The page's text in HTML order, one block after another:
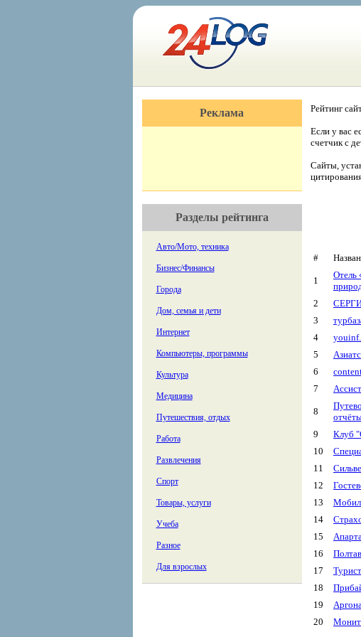
Реклама
Разделы рейтинга
Авто/Мото, техника
Бизнес/Финансы
Города
Дом, семья и дети
Интернет
Компьютеры, программы
Культура
Медицина
Путешествия, отдых
Работа
Развлечения
Спорт
Товары, услуги
Учеба
Разное
Для взрослых
Рейтинг
Если у вас
счетчик с
Сайты,
#
1
Отель
2
3
4
5
6
7
8
9 Клуб
10
11
12
13
14
15
16
17
18
19
20